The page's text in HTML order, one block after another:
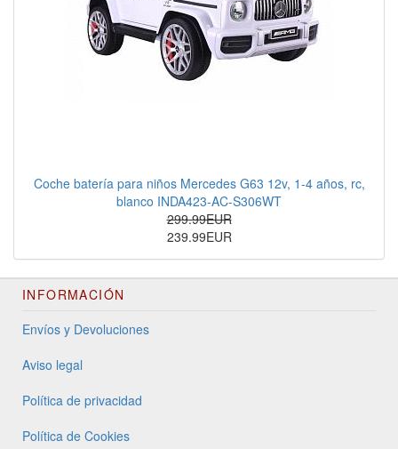
Coche batería para niños Mercedes G63 12v, 1-4 años, rc,
blanco INDA423-AC-S306WT
299.99EUR
239.99EUR
INFORMACIÓN
Envíos y Devoluciones
Aviso legal
Política de privacidad
Política de Cookies